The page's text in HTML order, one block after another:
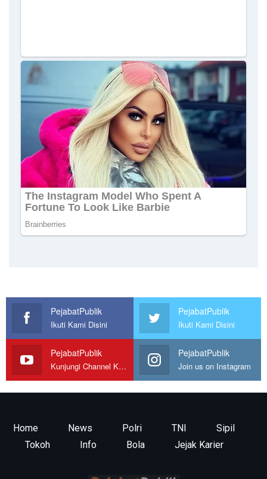
PejabatPublik
Ikuti Kami Disini
PejabatPublik
Ikuti Kami Disini
PejabatPublik
Kunjungi Channel Kami
PejabatPublik
Join us on Instagram
Home News Polri TNI
Sipil
Tokoh
Info Bola Jejak Karier